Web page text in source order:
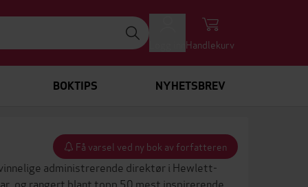
Handlekurv
BOKTIPS NYHETSBREV
Få varsel ved ny bok av forfatteren
administrerende direktør i Hewlett-
og rangert blant topp 50 mest inspirerende